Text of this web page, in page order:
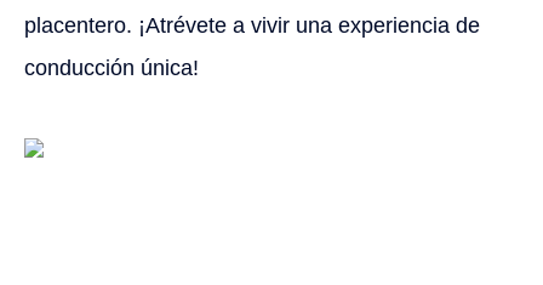
placentero. ¡Atrévete a vivir una experiencia de
conducción única!